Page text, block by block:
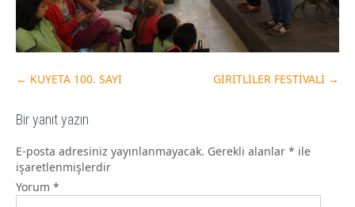
← KUYETA 100. SAYI GİRİTLİLER FESTİVALİ →
Bir yanıt yazın
E-posta adresiniz yayınlanmayacak. Gerekli alanlar * ile
işaretlenmişlerdir
Yorum *